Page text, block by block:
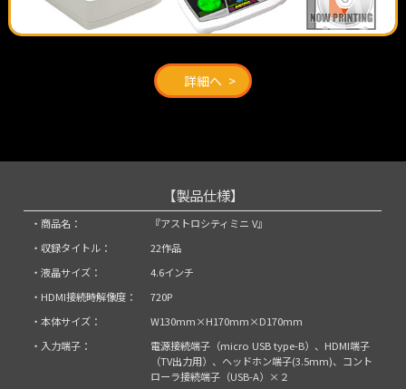
詳細へ
【製品仕様】
・商品名：
『アストロシティミニ V』
・収録タイトル：
22作品
・液晶サイズ：
4.6インチ
・HDMI接続時解像度：
720P
・本体サイズ：
W130mm×H170mm×D170mm
・入力端子：
電源接続端子（micro USB type-B）、HDMI端子
（TV出力用）、ヘッドホン端子(3.5mm)、コント
ローラ接続端子（USB-A）×２